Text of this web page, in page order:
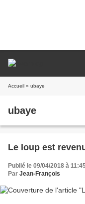
Accueil » ubaye
ubaye
Le loup est
Publié le 09/04/2018 à
Par Jean-François